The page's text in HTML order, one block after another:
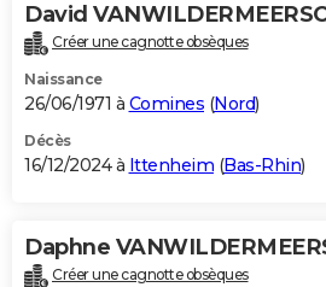
Destinations
City break
Voyage nature
Voyage de noces
Forum
Climat
+PHOTO
GUIDES D'ACHAT
BONS PLANS
CARTE DE VOEUX
Dictionnaire
Biographies
Citations
Expressions
Proverbes
PROGRAMME TV
David
Créer une cagnotte obsèques
Naissance
26/06/1971 à Comines (Nord)
Décès
16/12/2024 à Ittenheim (Bas-Rhin)
Daphne
Créer une cagnotte obsèques